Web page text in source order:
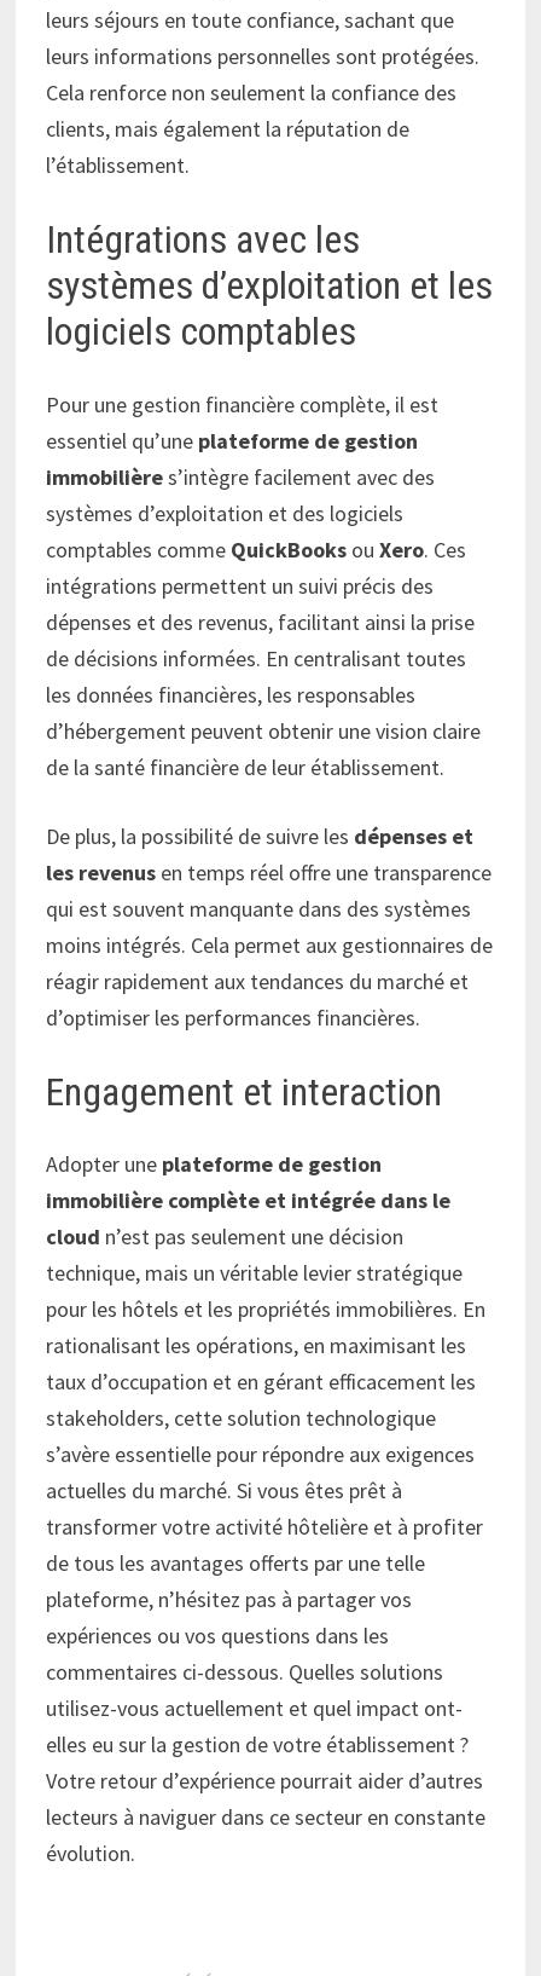
leurs séjours en toute confiance, sachant que
leurs informations personnelles sont protégées.
Cela renforce non seulement la confiance des
clients, mais également la réputation de
l’établissement.
Intégrations avec les
systèmes d’exploitation et les
logiciels comptables
Pour une gestion financière complète, il est
essentiel qu’une plateforme de gestion
immobilières’intègre facilement avec des
systèmes d’exploitation et des logiciels
comptables comme QuickBooks ouXero. Ces
intégrations permettent un suivi précis des
dépenses et des revenus, facilitant ainsi la prise
de décisions informées. En centralisant toutes
les données financières, les responsables
d’hébergement peuvent obtenir une vision claire
de la santé financière de leur établissement.
De plus, la possibilité de suivre les dépenses et
les revenus en temps réel offre une transparence
qui est souvent manquante dans des systèmes
moins intégrés. Cela permet aux gestionnaires de
réagir rapidement aux tendances du marché et
d’optimiser les performances financières.
Engagement et interaction
Adopter une plateforme de gestion
immobilière complète et intégrée dans le
cloud n’est pas seulement une décision
technique, mais un véritable levier stratégique
pour les hôtels et les propriétés immobilières. En
rationalisant les opérations, en maximisant les
taux d’occupation et en gérant efficacement les
stakeholders, cette solution technologique
s’avère essentielle pour répondre aux exigences
actuelles du marché. Si vous êtes prêt à
transformer votre activité hôtelière et à profiter
de tous les avantages offerts par une telle
plateforme, n’hésitez pas à partager vos
expériences ou vos questions dans les
commentaires ci-dessous. Quelles solutions
utilisez-vous actuellement et quel impact ont-
elles eu sur la gestion de votre établissement ?
Votre retour d’expérience pourrait aider d’autres
lecteurs à naviguer dans ce secteur en constante
évolution.